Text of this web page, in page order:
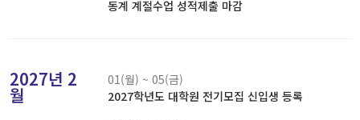
동계 계절수업 성적제출 마감
2027년 2
월
01(월) ~ 05(금)
2027학년도 대학원 전기모집 신입생 등록